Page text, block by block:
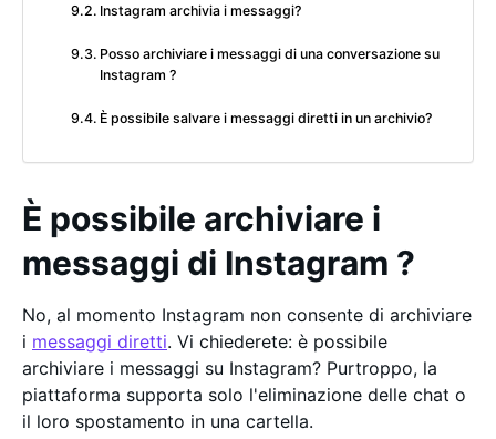
Instagram archivia i messaggi?
Posso archiviare i messaggi di una conversazione su
Instagram ?
È possibile salvare i messaggi diretti in un archivio?
È possibile archiviare i
messaggi di Instagram ?
No, al momento Instagram non consente di archiviare
i messaggi diretti. Vi chiederete: è possibile
archiviare i messaggi su Instagram? Purtroppo, la
piattaforma supporta solo l'eliminazione delle chat o
il loro spostamento in una cartella.